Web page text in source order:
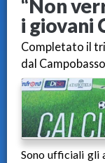
“Non
i giovani
Completato il
dal Campobasso
Sono ufficiali gli